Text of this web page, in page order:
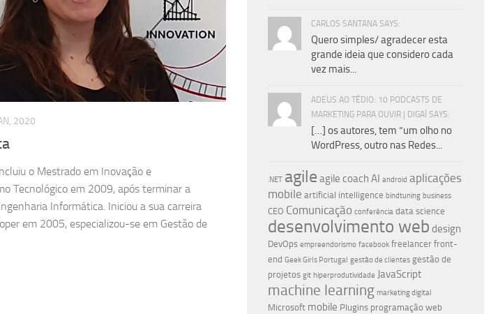
2020
o Mestrado em Inovação e
Tecnológico em 2009, após terminar a
Informática. Iniciou a sua carreira
em 2005, especializou-se em Gestão de
CARLOS SANTANA SAYS:
Quero simples/ agradecer esta
grande ideia que considero cada
vez mais...
ADEUS AO TÉDIO: 10 PODCASTS DE
MARKETING PARA OUVIR | DIGAÍ SAYS:
[…] os autores, tem “um olho no
WordPress, outro nas Redes...
.NET agile agile coach AI android aplicações
mobile artificial intelligence bindtuning business
CEO Comunicação conferência data science
desenvolvimento web design
DevOps empreendorismo facebook freelancer front-
end Geek Girls Portugal gestão de clientes gestão de
projetos git hiperprodutividade JavaScript
machine learning marketing digital
Microsoft mobile Plugins programação web